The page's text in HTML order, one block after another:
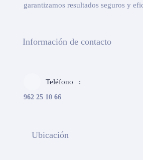
garantizamos resultados seguros y
Información de contacto
Teléfono
962 25 10 66
Ubicación